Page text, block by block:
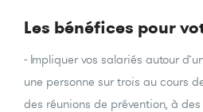
Les bénéfices pour
- Impliquer vos salariés autour
une personne sur trois au cours
des réunions de prévention, à